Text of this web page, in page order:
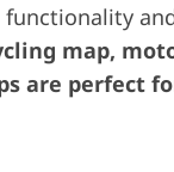
map,
are perfect